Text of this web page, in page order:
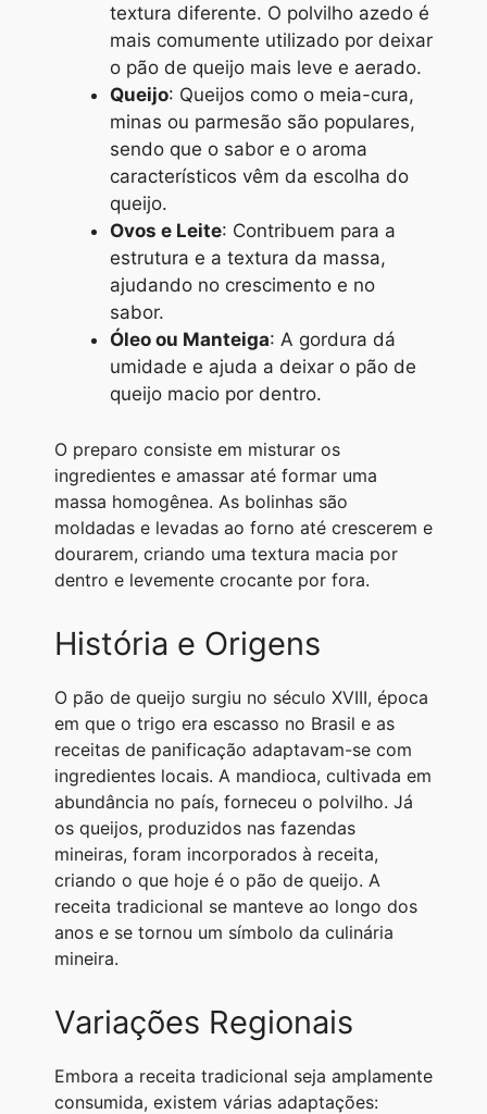
textura diferente. O polvilho azedo é
mais comumente utilizado por deixar
o pão de queijo mais leve e aerado.
Queijo: Queijos como o meia-cura,
minas ou parmesão são populares,
sendo que o sabor e o aroma
característicos vêm da escolha do
queijo.
Ovos e Leite: Contribuem para a
estrutura e a textura da massa,
ajudando no crescimento e no
sabor.
Óleo ou Manteiga: A gordura dá
umidade e ajuda a deixar o pão de
queijo macio por dentro.
O preparo consiste em misturar os
ingredientes e amassar até formar uma
massa homogênea. As bolinhas são
moldadas e levadas ao forno até crescerem e
dourarem, criando uma textura macia por
dentro e levemente crocante por fora.
História e Origens
O pão de queijo surgiu no século XVIII, época
em que o trigo era escasso no Brasil e as
receitas de panificação adaptavam-se com
ingredientes locais. A mandioca, cultivada em
abundância no país, forneceu o polvilho. Já
os queijos, produzidos nas fazendas
mineiras, foram incorporados à receita,
criando o que hoje é o pão de queijo. A
receita tradicional se manteve ao longo dos
anos e se tornou um símbolo da culinária
mineira.
Variações Regionais
Embora a receita tradicional seja amplamente
consumida, existem várias adaptações: